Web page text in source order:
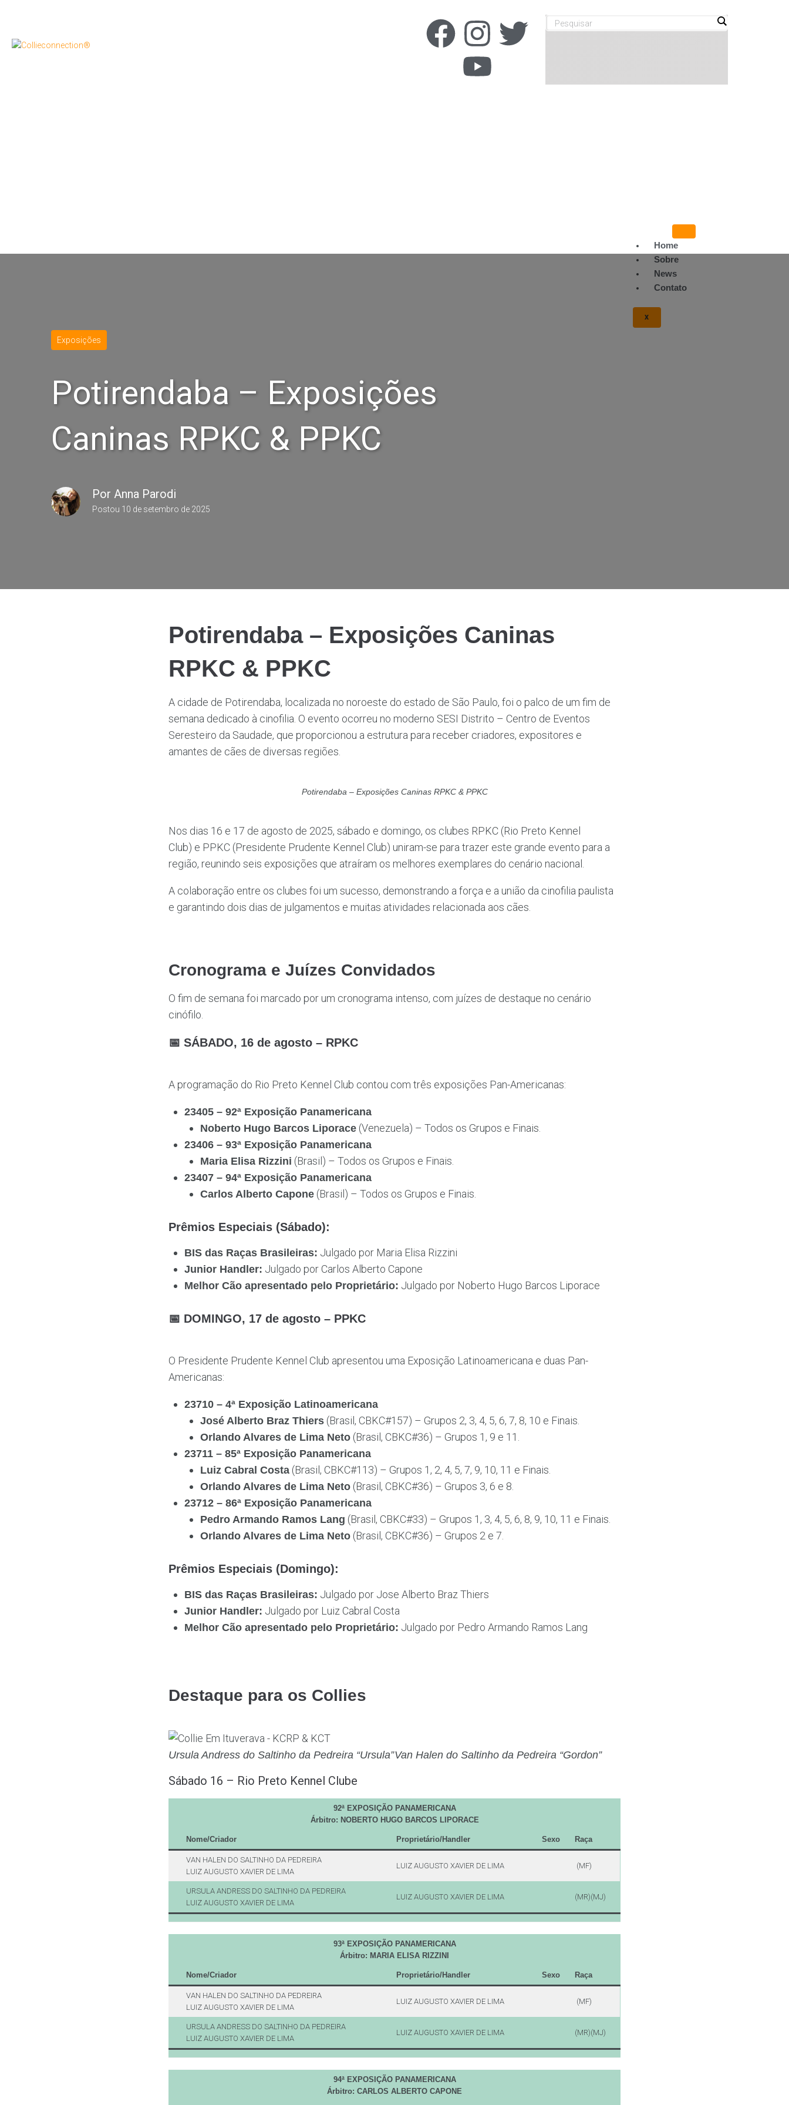
Home
Sobre
News
Contato
X
Exposições
Potirendaba – Exposições
Caninas RPKC & PPKC
Por Anna Parodi
Postou 10 de setembro de 2025
Potirendaba – Exposições Caninas
RPKC & PPKC
A cidade de Potirendaba, localizada no noroeste do estado de São Paulo, foi o palco de um fim de
semana dedicado à cinofilia. O evento ocorreu no moderno SESI Distrito – Centro de Eventos
Seresteiro da Saudade, que proporcionou a estrutura para receber criadores, expositores e
amantes de cães de diversas regiões.
Potirendaba – Exposições Caninas RPKC & PPKC
Nos dias 16 e 17 de agosto de 2025, sábado e domingo, os clubes RPKC (Rio Preto Kennel
Club) e PPKC (Presidente Prudente Kennel Club) uniram-se para trazer este grande evento para a
região, reunindo seis exposições que atraíram os melhores exemplares do cenário nacional.
A colaboração entre os clubes foi um sucesso, demonstrando a força e a união da cinofilia paulista
e garantindo dois dias de julgamentos e muitas atividades relacionada aos cães.
Cronograma e Juízes Convidados
O fim de semana foi marcado por um cronograma intenso, com juízes de destaque no cenário
cinófilo.
📅 SÁBADO, 16 de agosto – RPKC
A programação do Rio Preto Kennel Club contou com três exposições Pan-Americanas:
23405 – 92ª Exposição Panamericana
Noberto Hugo Barcos Liporace (Venezuela) – Todos os Grupos e Finais.
23406 – 93ª Exposição Panamericana
Maria Elisa Rizzini (Brasil) – Todos os Grupos e Finais.
23407 – 94ª Exposição Panamericana
Carlos Alberto Capone (Brasil) – Todos os Grupos e Finais.
Prêmios Especiais (Sábado):
BIS das Raças Brasileiras: Julgado por Maria Elisa Rizzini
Junior Handler: Julgado por Carlos Alberto Capone
Melhor Cão apresentado pelo Proprietário: Julgado por Noberto Hugo Barcos Liporace
📅 DOMINGO, 17 de agosto – PPKC
O Presidente Prudente Kennel Club apresentou uma Exposição Latinoamericana e duas Pan-
Americanas:
23710 – 4ª Exposição Latinoamericana
José Alberto Braz Thiers (Brasil, CBKC#157) – Grupos 2, 3, 4, 5, 6, 7, 8, 10 e Finais.
Orlando Alvares de Lima Neto (Brasil, CBKC#36) – Grupos 1, 9 e 11.
23711 – 85ª Exposição Panamericana
Luiz Cabral Costa (Brasil, CBKC#113) – Grupos 1, 2, 4, 5, 7, 9, 10, 11 e Finais.
Orlando Alvares de Lima Neto (Brasil, CBKC#36) – Grupos 3, 6 e 8.
23712 – 86ª Exposição Panamericana
Pedro Armando Ramos Lang (Brasil, CBKC#33) – Grupos 1, 3, 4, 5, 6, 8, 9, 10, 11 e Finais.
Orlando Alvares de Lima Neto (Brasil, CBKC#36) – Grupos 2 e 7.
Prêmios Especiais (Domingo):
BIS das Raças Brasileiras: Julgado por Jose Alberto Braz Thiers
Junior Handler: Julgado por Luiz Cabral Costa
Melhor Cão apresentado pelo Proprietário: Julgado por Pedro Armando Ramos Lang
Destaque para os Collies
Ursula Andress do Saltinho da Pedreira “Ursula”Van Halen do Saltinho da Pedreira “Gordon”
Sábado 16 – Rio Preto Kennel Clube
92ª EXPOSIÇÃO PANAMERICANA
Árbitro: NOBERTO HUGO BARCOS LIPORACE
Nome/Criador Proprietário/Handler Sexo Raça
VAN HALEN DO SALTINHO DA PEDREIRA
LUIZ AUGUSTO XAVIER DE LIMA
LUIZ AUGUSTO XAVIER DE LIMA (MF)
URSULA ANDRESS DO SALTINHO DA PEDREIRA
LUIZ AUGUSTO XAVIER DE LIMA
LUIZ AUGUSTO XAVIER DE LIMA (MR)(MJ)
93ª EXPOSIÇÃO PANAMERICANA
Árbitro: MARIA ELISA RIZZINI
Nome/Criador Proprietário/Handler Sexo Raça
VAN HALEN DO SALTINHO DA PEDREIRA
LUIZ AUGUSTO XAVIER DE LIMA
LUIZ AUGUSTO XAVIER DE LIMA (MF)
URSULA ANDRESS DO SALTINHO DA PEDREIRA
LUIZ AUGUSTO XAVIER DE LIMA
LUIZ AUGUSTO XAVIER DE LIMA (MR)(MJ)
94ª EXPOSIÇÃO PANAMERICANA
Árbitro: CARLOS ALBERTO CAPONE